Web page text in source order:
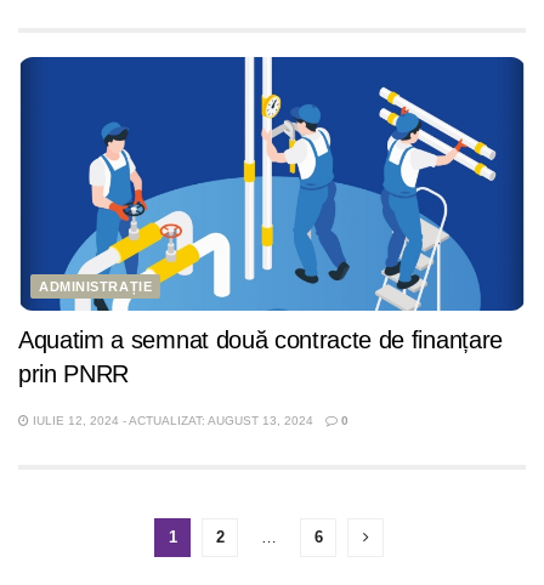
ADMINISTRAȚIE
Aquatim a semnat două contracte de finanțare
prin PNRR
IULIE 12, 2024 - ACTUALIZAT: AUGUST 13, 2024 0
1 2 … 6